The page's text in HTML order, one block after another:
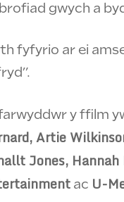
gwych a
fyfyrio ar ei
y ffilm
Artie
Jones, Hannah
ac U-